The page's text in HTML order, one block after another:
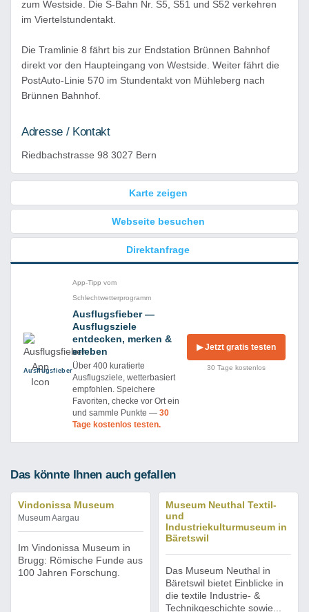
zum Westside. Die S-Bahn Nr. S5, S51 und S52 verkehren
im Viertelstundentakt.
Die Tramlinie 8 fährt bis zur Endstation Brünnen Bahnhof
direkt vor den Haupteingang von Westside. Weiter fährt die
PostAuto-Linie 570 im Stundentakt von Mühleberg nach
Brünnen Bahnhof.
Adresse / Kontakt
Riedbachstrasse 98 3027 Bern
Karte zeigen
Webseite besuchen
Direktanfrage
Ausflug­sfieber
App-Tipp vom
Schlechtwetterprogramm
Ausflugsfieber —
Ausflugsziele
entdecken, merken &
erleben
Über 400 kuratierte
Ausflugsziele, wetterbasiert
empfohlen. Speichere
Favoriten, checke vor Ort ein
und sammle Punkte —30
Tage kostenlos testen.
▶ Jetzt gratis testen
30 Tage kostenlos
Das könnte Ihnen auch gefallen
Vindonissa Museum
Museum Aargau
Im Vindonissa Museum in
Brugg: Römische Funde aus
100 Jahren Forschung.
Museum Neuthal Textil-
und
Industriekulturmuseum in
Bäretswil
Das Museum Neuthal in
Bäretswil bietet Einblicke in
die textile Industrie- &
Technikgeschichte sowie...